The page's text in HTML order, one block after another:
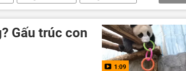
Gấu trúc con
1:09